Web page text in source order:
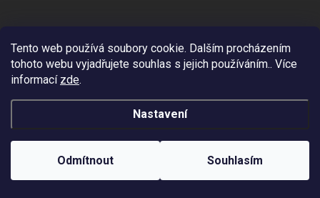
Tento web používá soubory cookie. Dalším procházením
tohoto webu vyjadřujete souhlas s jejich používáním.. Více
informací zde.
Nastavení
Odmítnout Souhlasím
KONTAKT
ZZ Studio